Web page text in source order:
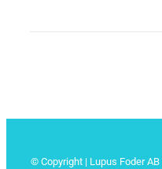
© Copyright | Lupus Foder